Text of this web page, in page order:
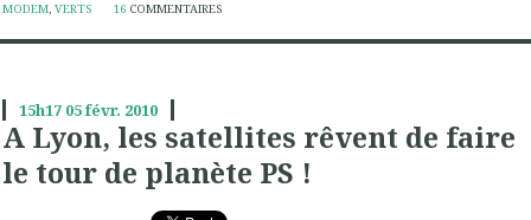
MODEM, VERTS 16 COMMENTAIRES
15h17 05févr. 2010
A Lyon, les satellites rêvent de faire
le tour de planète PS !